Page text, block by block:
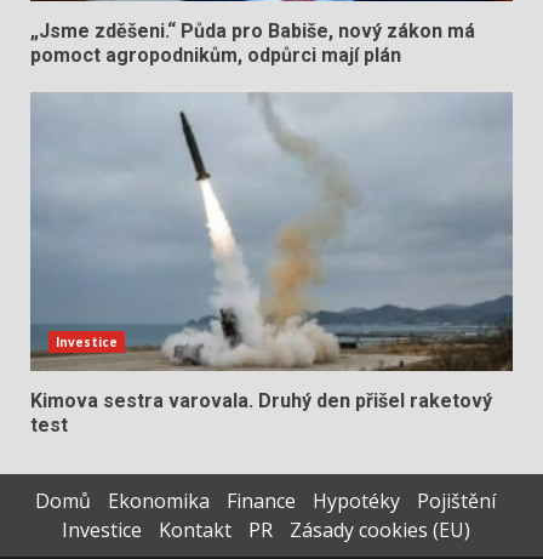
„Jsme zděšeni.“ Půda pro Babiše, nový zákon má
pomoct agropodnikům, odpůrci mají plán
Investice
Kimova sestra varovala. Druhý den přišel raketový
test
Domů Ekonomika Finance Hypotéky
Pojištění
Investice
Kontakt PR Zásady cookies (EU)